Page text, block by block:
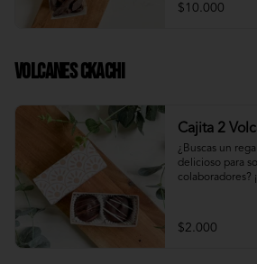
$10.000
Volcanes Ckachi
Cajita 2
¿Buscas un
delicioso para
colaboradores?
Manjar Blanco
Manjar Nutella
$2.000